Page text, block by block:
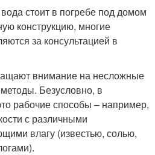
стоит в погребе под домом
конструкцию, многие
за консультацией в
внимание на несложные
Безусловно, в
рабочие способы – например,
с различными
влагу (известью, солью,